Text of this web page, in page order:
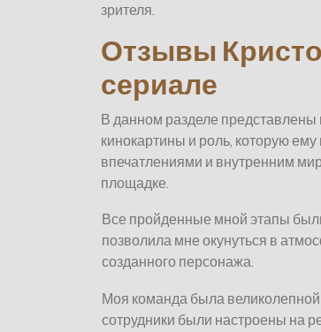
зрителя.
Отзывы
сериале
В данном разделе представлены
кинокартины и роль, которую
впечатлениями и внутренним
площадке.
Все пройденные мной этапы
позволила мне окунуться в
созданного персонажа.
Моя команда была
сотрудники были настроены на